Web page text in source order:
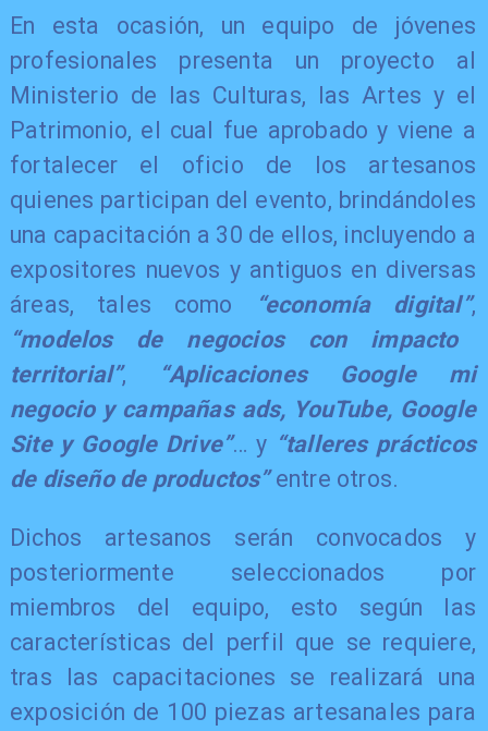
En esta ocasión, un equipo de jóvenes
profesionales presenta un proyecto al
Ministerio de las Culturas, las Artes y el
Patrimonio, el cual fue aprobado y viene a
fortalecer el oficio de los artesanos
quienes participan del evento, brindándoles
una capacitación a 30 de ellos, incluyendo a
expositores nuevos y antiguos en diversas
áreas, tales como “economía digital”,
“modelos de negocios con impacto
territorial”,
“Aplicaciones Google mi
negocio y campañas ads, YouTube, Google
Site y Google Drive”… y “talleres prácticos
de diseño de productos”entre otros.
Dichos artesanos serán convocados y
posteriormente seleccionados por
miembros del equipo, esto según las
características del perfil que se requiere,
tras las capacitaciones se realizará una
exposición de 100 piezas artesanales para